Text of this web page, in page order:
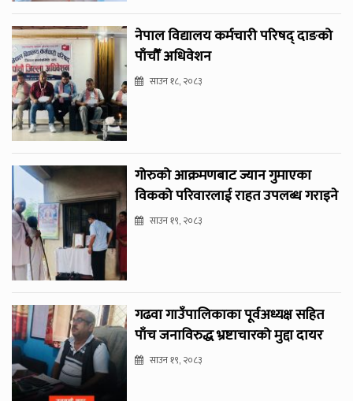
नेपाल विद्यालय कर्मचारी परिषद् दाङको
पाँचौँ अधिवेशन
साउन १८, २०८३
गोरुको आक्रमणबाट ज्यान गुमाएका
विकको परिवारलाई राहत उपलब्ध गराइने
साउन १९, २०८३
गढवा गाउँपालिकाका पूर्वअध्यक्ष सहित
पाँच जनाविरुद्ध भ्रष्टाचारको मुद्दा दायर
साउन १९, २०८३